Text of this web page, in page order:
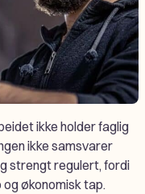
ikke holder faglig
ikke samsvarer
strengt regulert, fordi
økonomisk tap.